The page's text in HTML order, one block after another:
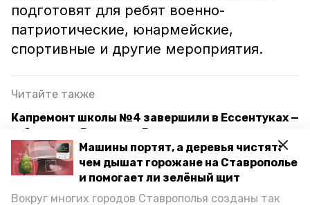
Машины портят, а деревья чистят:
чем дышат горожане на Ставрополье
и помогает ли зелёный щит
Вокруг многих городов Ставрополья созданы так
подготовят для ребят военно-
патриотические, юнармейские,
спортивные и другие мероприятия.
Читайте также
Капремонт школы №4 завершили в Ессентуках —
губернатор Владимир Владимиров
Детский туризм будут развивать в Ессентуках
Глава Ставрополья высоко оценил работу главы
Ессентуков в общении с жителями